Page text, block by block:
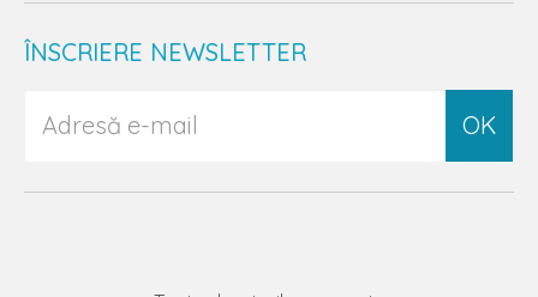
ÎNSCRIERE NEWSLETTER
OK